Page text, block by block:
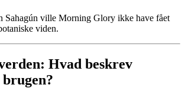
Sahagún ville Morning Glory ikke have fået
viden.
Hvad beskrev
brugen?